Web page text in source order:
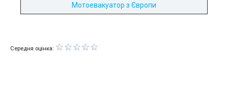
Мотоевакуатор з Європи
Середня оцінка: